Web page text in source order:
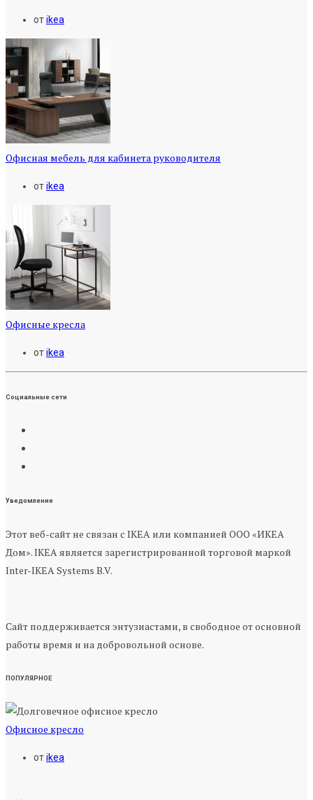
отikea
Офисная мебель для кабинета руководителя
отikea
Офисные кресла
отikea
Социальные сети
Уведомление
Этот веб-сайт не связан с IKEA или компанией ООО «ИКЕА
Дом». IKEA является зарегистрированной торговой маркой
Inter-IKEA Systems B.V.
Сайт поддерживается энтузиастами, в свободное от основной
работы время и на добровольной основе.
ПОПУЛЯРНОЕ
Офисное кресло
отikea